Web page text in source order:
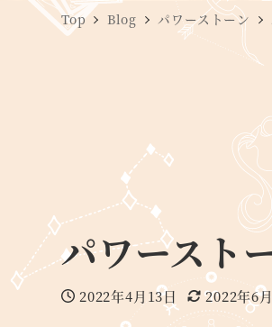
Top Blog パワーストーン
パワースト
投稿日
2022年4月13日
更新日
2022年6